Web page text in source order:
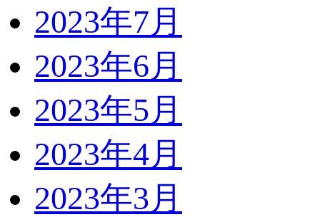
2023年7月
2023年6月
2023年5月
2023年4月
2023年3月